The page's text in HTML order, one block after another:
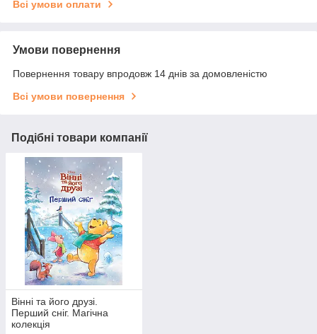
Всі умови оплати
Умови повернення
Повернення товару впродовж 14 днів за домовленістю
Всі умови повернення
Подібні товари компанії
Вінні та його друзі.
Перший сніг. Магічна
колекція